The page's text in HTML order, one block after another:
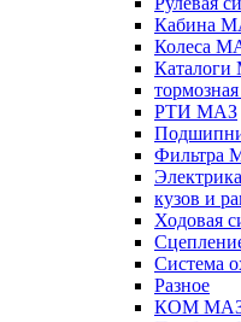
Кабина
Колеса
РТИ МАЗ
Фильтра
кузов и
Ходовая
Система
Разное
КОМ